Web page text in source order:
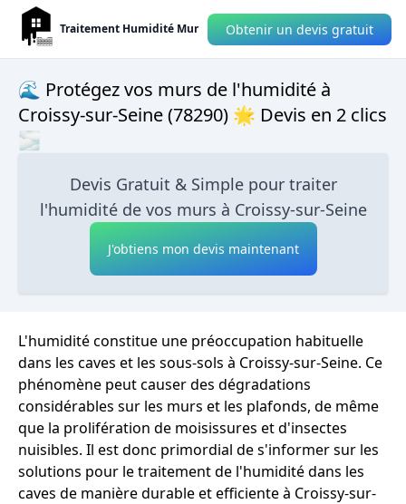
Traitement Humidité Mur Obtenir un devis gratuit
🌊 Protégez vos murs de l'humidité à
Croissy-sur-Seine (78290) 🌟 Devis en 2 clics
🌫
Devis Gratuit & Simple pour traiter
l'humidité de vos murs à Croissy-sur-Seine
J'obtiens mon devis maintenant
L'humidité constitue une préoccupation habituelle
dans les caves et les sous-sols à Croissy-sur-Seine. Ce
phénomène peut causer des dégradations
considérables sur les murs et les plafonds, de même
que la prolifération de moisissures et d'insectes
nuisibles. Il est donc primordial de s'informer sur les
solutions pour le traitement de l'humidité dans les
caves de manière durable et efficiente à Croissy-sur-